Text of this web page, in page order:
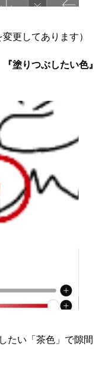
更してあります）
『塗りつぶしたい色』
たい「茶色」で隙間